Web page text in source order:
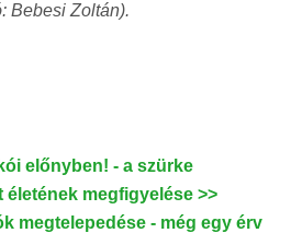
Bebesi Zoltán).
előnyben! - a szürke
életének megfigyelése >>
megtelepedése - még egy érv